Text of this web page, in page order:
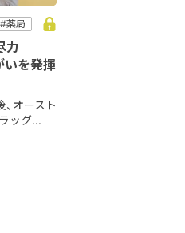
#薬局
力
いを発揮
オースト
ッグ...